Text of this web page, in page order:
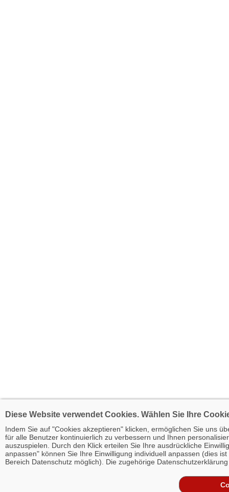
Diese Website verwendet Cookies. Wählen Sie Ihre
Indem Sie auf "Cookies akzeptieren" klicken, ermöglichen Sie uns
für alle Benutzer kontinuierlich zu verbessern und Ihnen
auszuspielen. Durch den Klick erteilen Sie Ihre ausdrückliche
anpassen" können Sie Ihre Einwilligung individuell anpassen (dies
Bereich Datenschutz möglich). Die zugehörige